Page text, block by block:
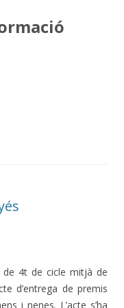
de 4t de cicle mitjà de
d’entrega de premis
i nenes. L’acte s’ha